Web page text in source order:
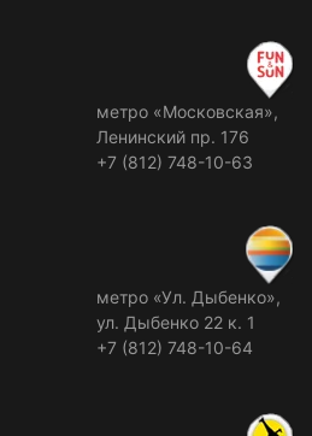
метро «Московская»,
Ленинский пр. 176
+7 (812) 748-10-63
метро «Ул. Дыбенко»,
ул. Дыбенко 22 к. 1
+7 (812) 748-10-64